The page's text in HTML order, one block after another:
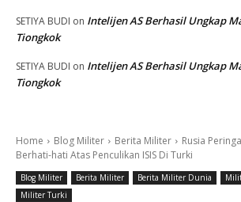
SETIYA BUDI on Intelijen AS Berhasil Ungkap
Tiongkok
SETIYA BUDI on Intelijen AS Berhasil Ungkap
Tiongkok